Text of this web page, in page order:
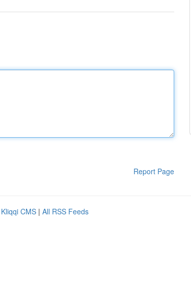
Report Page
Kliqqi CMS | All RSS Feeds